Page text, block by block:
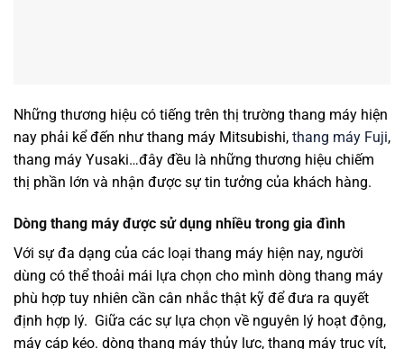
Những thương hiệu có tiếng trên thị trường thang máy hiện
nay phải kể đến như thang máy Mitsubishi, thang máy Fuji,
thang máy Yusaki…đây đều là những thương hiệu chiếm
thị phần lớn và nhận được sự tin tưởng của khách hàng.
Dòng thang máy được sử dụng nhiều trong gia đình
Với sự đa dạng của các loại thang máy hiện nay, người
dùng có thể thoải mái lựa chọn cho mình dòng thang máy
phù hợp tuy nhiên cần cân nhắc thật kỹ để đưa ra quyết
định hợp lý. Giữa các sự lựa chọn về nguyên lý hoạt động,
máy cáp kéo. dòng thang máy thủy lực, thang máy trục vít,